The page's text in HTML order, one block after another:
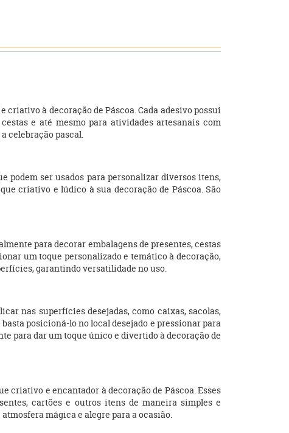
criativo à decoração de Páscoa. Cada adesivo possui
e até mesmo para atividades artesanais com
celebração pascal.
podem ser usados para personalizar diversos itens,
criativo e lúdico à sua decoração de Páscoa. São
para decorar embalagens de presentes, cestas
um toque personalizado e temático à decoração,
garantindo versatilidade no uso.
nas superfícies desejadas, como caixas, sacolas,
posicioná-lo no local desejado e pressionar para
para dar um toque único e divertido à decoração de
criativo e encantador à decoração de Páscoa. Esses
cartões e outros itens de maneira simples e
mágica e alegre para a ocasião.